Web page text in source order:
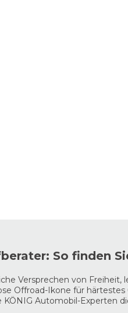
So finden
Versprechen von
Offroad-Ikone für
KÖNIG Automobil-Experten